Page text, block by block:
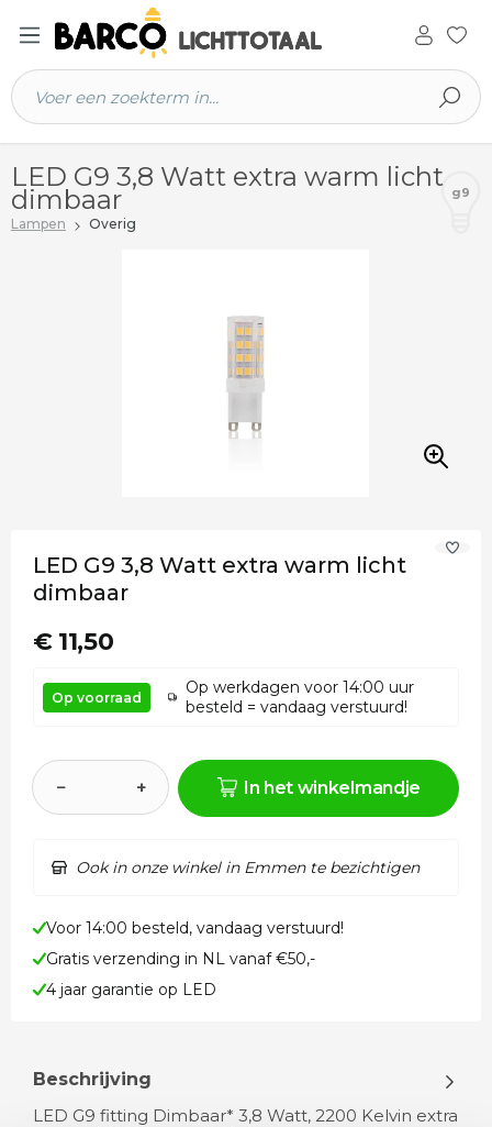
hoofdinhoud
LED G9 3,8 Watt extra warm licht
dimbaar
Lampen Overig
g9
LED G9 3,8 Watt extra warm licht
dimbaar
€ 11,50
Op voorraad
Op werkdagen voor 14:00 uur
besteld = vandaag verstuurd!
− + In het winkelmandje
Ook in onze winkel in Emmen te bezichtigen
Voor 14:00 besteld, vandaag verstuurd!
Gratis verzending in NL vanaf €50,-
4 jaar garantie op LED
Beschrijving
LED G9 fitting Dimbaar* 3,8 Watt, 2200 Kelvin extra